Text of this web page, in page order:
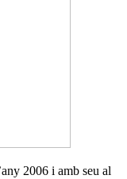
2006 i amb seu al